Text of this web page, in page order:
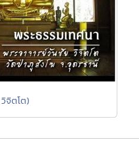
จิตโต)